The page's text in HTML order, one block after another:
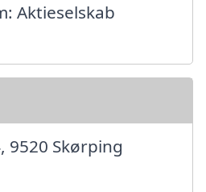
Aktieselskab
9520 Skørping